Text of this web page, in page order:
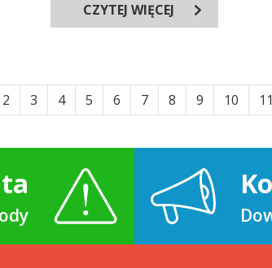
CZYTEJ WIĘCEJ
2 3 4 5 6 7 8 9 10 11